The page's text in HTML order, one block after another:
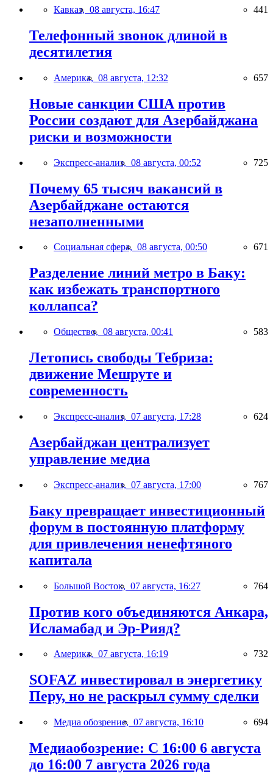
Кавказ, 08 августа, 16:47 441
Телефонный звонок длиной в
десятилетия
Америка, 08 августа, 12:32 657
Новые санкции США против
России создают для Азербайджана
риски и возможности
Экспресс-анализ, 08 августа, 00:52 725
Почему 65 тысяч вакансий в
Азербайджане остаются
незаполненными
Социальная сфера, 08 августа, 00:50 671
Разделение линий метро в Баку:
как избежать транспортного
коллапса?
Общество, 08 августа, 00:41 583
Летопись свободы Тебриза:
движение Мешруте и
современность
Экспресс-анализ, 07 августа, 17:28 624
Азербайджан централизует
управление медиа
Экспресс-анализ, 07 августа, 17:00 767
Баку превращает инвестиционный
форум в постоянную платформу
для привлечения ненефтяного
капитала
Большой Восток, 07 августа, 16:27 764
Против кого объединяются Анкара,
Исламабад и Эр-Рияд?
Америка, 07 августа, 16:19 732
SOFAZ инвестировал в энергетику
Перу, но не раскрыл сумму сделки
Медиа обозрение, 07 августа, 16:10 694
Медиаобозрение: С 16:00 6 августа
до 16:00 7 августа 2026 года